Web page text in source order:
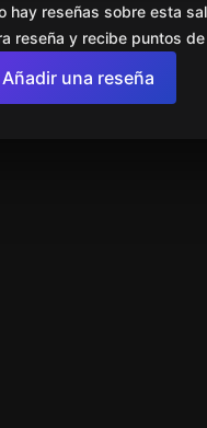
hay reseñas sobre esta
reseña y recibe puntos
Añadir una reseña